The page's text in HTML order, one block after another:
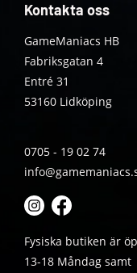
Kontakta oss
GameManiacs HB
Fabriksgatan 4
Entré 31
53160 Lidköping
0705 - 19 02 74
Fysiska butiken är
13-18 Måndag samt